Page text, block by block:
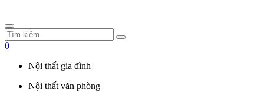
0
Nội thất gia đình
Nội thất văn phòng